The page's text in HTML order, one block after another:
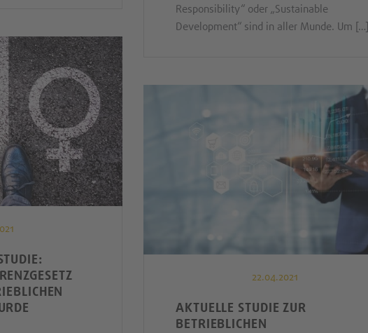
Responsibility“ oder „Sustainable
Development“ sind in aller Munde. Um […]
22.04.2021
AKTUELLE STUDIE ZUR
BETRIEBLICHEN